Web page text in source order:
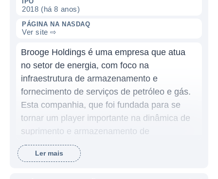
2018 (há 8 anos)
PÁGINA NA NASDAQ
Ver site ⇨
Brooge Holdings é uma empresa que atua
no setor de energia, com foco na
infraestrutura de armazenamento e
fornecimento de serviços de petróleo e gás.
Esta companhia, que foi fundada para se
tornar um player importante na dinâmica de
suprimento e armazenamento de
combustíveis, tem como objetivo principal
oferecer soluções confiáveis e eficientes na
Ler mais